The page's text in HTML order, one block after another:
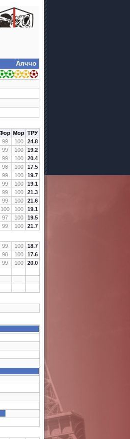
Аяччо
Мор ТРУ
99 100
24.8
99 100
19.2
99 100
20.4
98 100
17.5
99 100
19.7
99 100
19.1
99 100
21.3
99 100
21.6
100 100
19.1
97 100
19.5
99 100 21.7
99 100
18.7
98 100
17.6
99 100 20.0